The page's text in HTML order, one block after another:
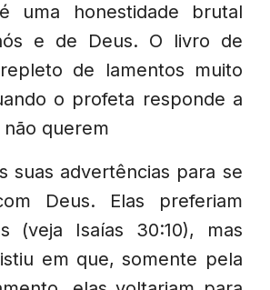
uma honestidade brutal
e de Deus. O livro de
de lamentos muito
o profeta responde a
querem
suas advertências para se
Deus. Elas preferiam
(veja Isaías 30:10), mas
em que, somente pela